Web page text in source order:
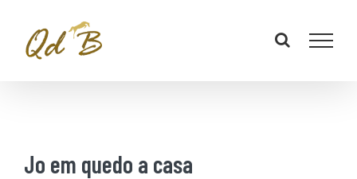
Jo em quedo a casa